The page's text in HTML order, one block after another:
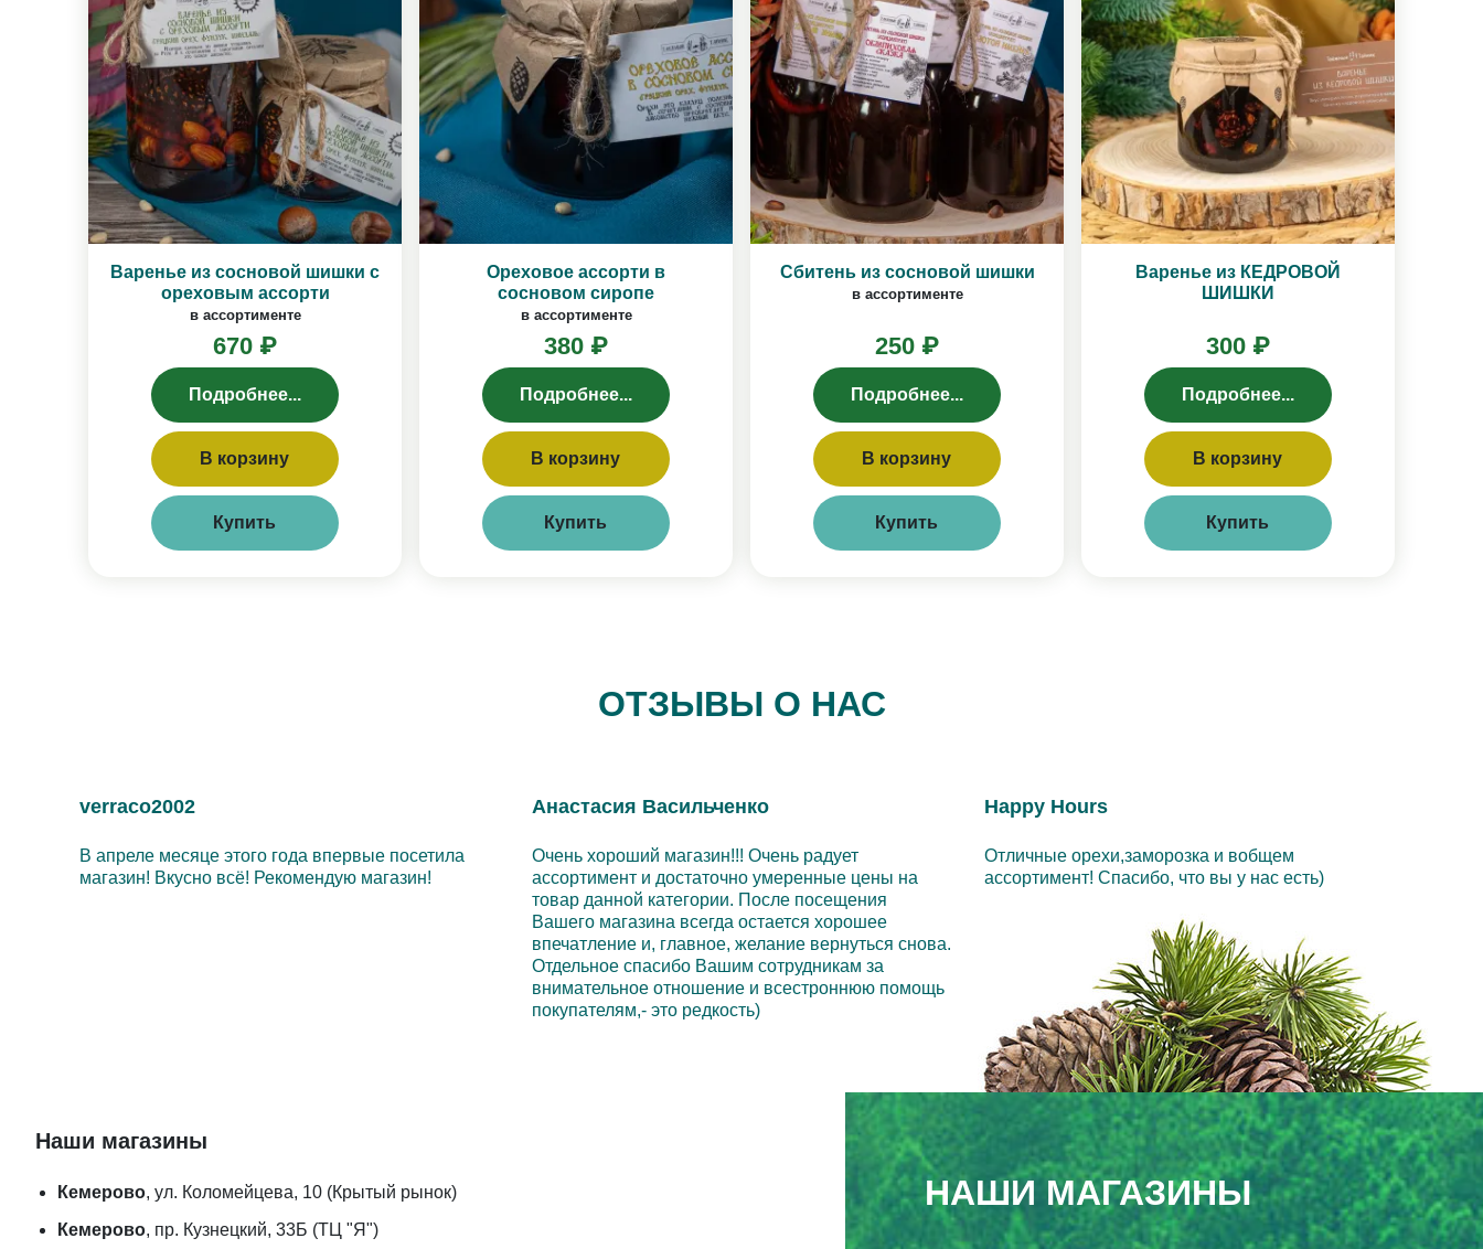
Варенье из сосновой шишки с
ореховым ассорти
в ассортименте
670 ₽
Подробнее...
В корзину
Купить
Ореховое ассорти в
сосновом сиропе
в ассортименте
380 ₽
Подробнее...
В корзину
Купить
Сбитень из сосновой шишки
в ассортименте
250 ₽
Подробнее...
В корзину
Купить
Варенье из КЕДРОВОЙ
ШИШКИ
300 ₽
Подробнее...
В корзину
Купить
ОТЗЫВЫ О НАС
verraco2002
В апреле месяце этого года впервые посетила
магазин! Вкусно всё! Рекомендую магазин!
Анастасия Васильченко
Очень хороший магазин!!! Очень радует
ассортимент и достаточно умеренные цены на
товар данной категории. После посещения
Вашего магазина всегда остается хорошее
впечатление и, главное, желание вернуться снова.
Отдельное спасибо Вашим сотрудникам за
внимательное отношение и всестроннюю помощь
покупателям,- это редкость)
Happy Hours
Отличные орехи,заморозка и вобщем
ассортимент! Спасибо, что вы у нас есть)
Наши магазины
Кемерово, ул. Коломейцева, 10 (Крытый рынок)
Кемерово, пр. Кузнецкий, 33Б (ТЦ "Я")
НАШИ МАГАЗИНЫ